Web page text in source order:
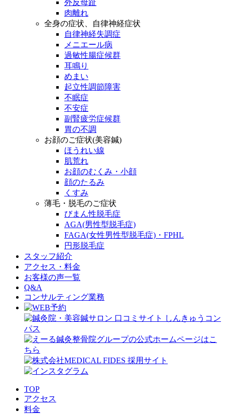
外反母趾
肉離れ
全身の症状、自律神経症状
自律神経失調症
メニエール病
過敏性腸症候群
耳鳴り
めまい
起立性調節障害
不眠症
不安症
副腎疲労症候群
胃の不調
お顔のご症状(美容鍼)
ほうれい線
肌荒れ
お顔のむくみ・小顔
顔のたるみ
くすみ
薄毛・脱毛のご症状
びまん性脱毛症
AGA(男性型脱毛症)
FAGA(女性男性型脱毛症)・FPHL
円形脱毛症
スタッフ紹介
アクセス・料金
お客様の声一覧
Q&A
コンサルティング業務
TOP
アクセス
料金